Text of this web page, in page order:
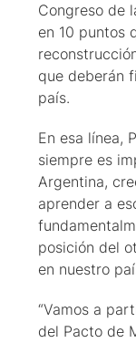
Congreso de
en 10 puntos
que deberán
país.
En esa línea,
siempre es
Argentina,
aprender a
posición del
en nuestro
“Vamos a
del Pacto de